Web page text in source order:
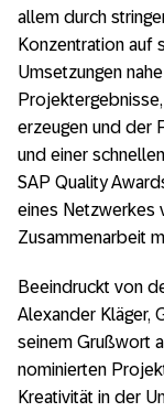
allem durch
Konzentration auf
Umsetzungen
erzeugen und der
und einer
SAP Quality
eines Netzwerkes
Zusammenarbeit
Beeindruckt von
Alexander Kläger,
seinem Grußwort
nominierten
Kreativität in der